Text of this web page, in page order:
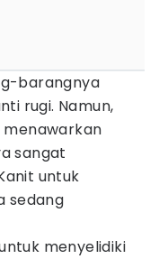
barangnya
rugi. Namun,
menawarkan
sangat
untuk
sedang
menyelidiki